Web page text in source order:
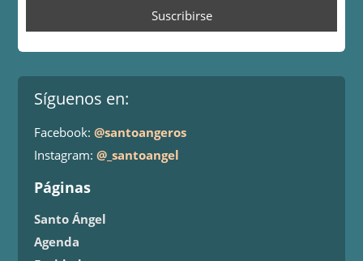
Síguenos en:
Facebook:@santoangeros
Instagram:@_santoangel
Páginas
Santo Ángel
Agenda